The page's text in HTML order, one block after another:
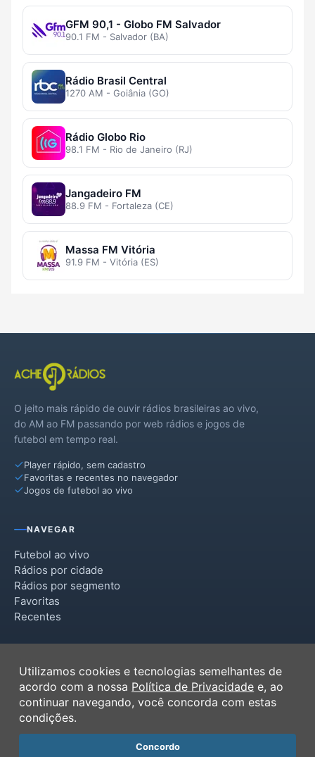
GFM 90,1 - Globo FM Salvador
90.1 FM - Salvador (BA)
Rádio Brasil Central
1270 AM - Goiânia (GO)
Rádio Globo Rio
98.1 FM - Rio de Janeiro (RJ)
Jangadeiro FM
88.9 FM - Fortaleza (CE)
Massa FM Vitória
91.9 FM - Vitória (ES)
O jeito mais rápido de ouvir rádios brasileiras ao vivo,
do AM ao FM passando por web rádios e jogos de
futebol em tempo real.
Player rápido, sem cadastro
Favoritas e recentes no navegador
Jogos de futebol ao vivo
NAVEGAR
Futebol ao vivo
Rádios por cidade
Rádios por segmento
Favoritas
Recentes
Termos de Uso
Política de Privacidade
Ferramentas
Contato
Utilizamos cookies e tecnologias semelhantes de
acordo com a nossa Política de Privacidade e, ao
continuar navegando, você concorda com estas
condições.
Concordo